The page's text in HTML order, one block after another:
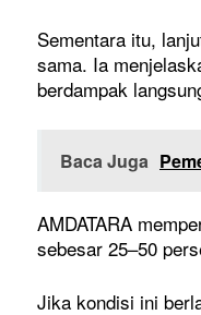
Sementara itu,
sama. Ia
berdampak
Baca Juga
AMDATARA
sebesar 25–50
Jika kondisi ini